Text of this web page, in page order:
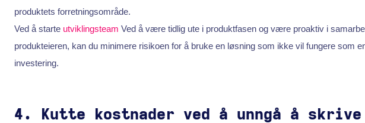
produktets forretningsområde.
Ved å starte utviklingsteam Ved å være tidlig ute i produktfasen og være proaktiv i
produkteieren, kan du minimere risikoen for å bruke en løsning som ikke vil fungere som
investering.
4. Kutte kostnader ved å unngå å